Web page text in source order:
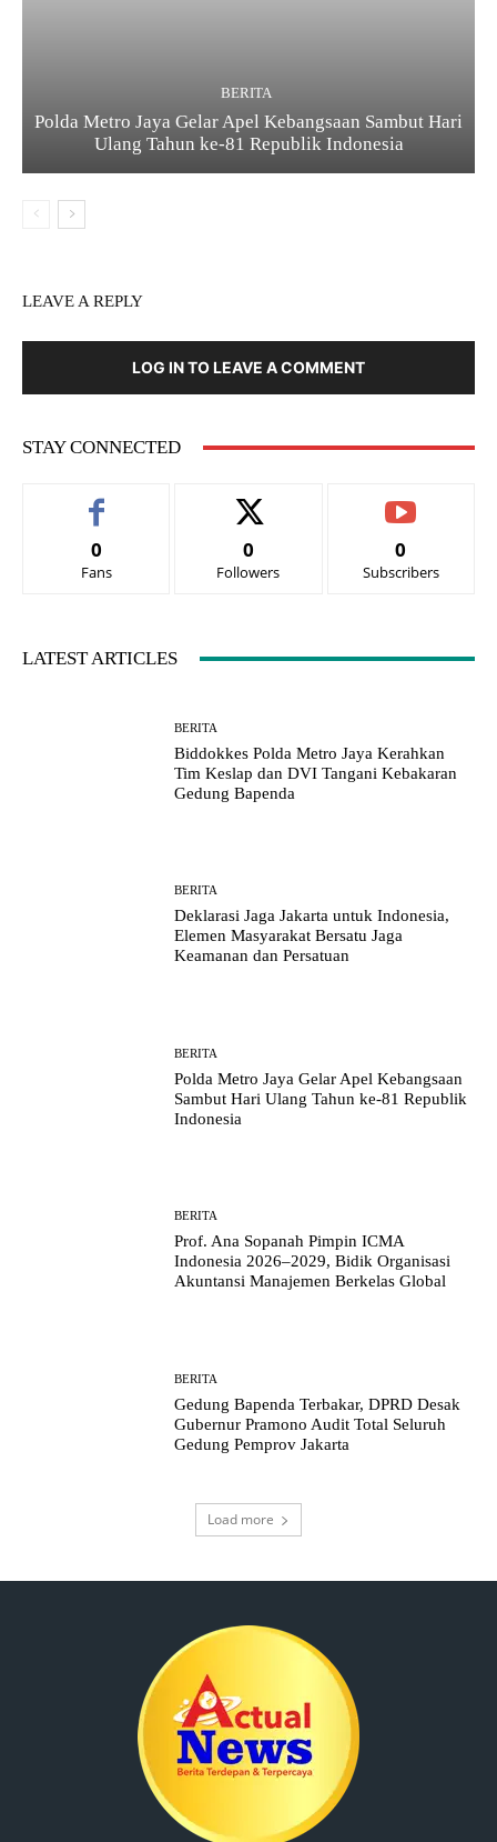
BERITA
Polda Metro Jaya Gelar Apel Kebangsaan Sambut Hari
Ulang Tahun ke-81 Republik Indonesia
LEAVE A REPLY
LOG IN TO LEAVE A COMMENT
STAY CONNECTED
0
Fans
0
Followers
0
Subscribers
LATEST ARTICLES
BERITA
Biddokkes Polda Metro Jaya Kerahkan
Tim Keslap dan DVI Tangani Kebakaran
Gedung Bapenda
BERITA
Deklarasi Jaga Jakarta untuk Indonesia,
Elemen Masyarakat Bersatu Jaga
Keamanan dan Persatuan
BERITA
Polda Metro Jaya Gelar Apel Kebangsaan
Sambut Hari Ulang Tahun ke-81 Republik
Indonesia
BERITA
Prof. Ana Sopanah Pimpin ICMA
Indonesia 2026–2029, Bidik Organisasi
Akuntansi Manajemen Berkelas Global
BERITA
Gedung Bapenda Terbakar, DPRD Desak
Gubernur Pramono Audit Total Seluruh
Gedung Pemprov Jakarta
Load more